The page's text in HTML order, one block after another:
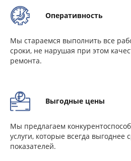
Оперативность
Мы стараемся выполнить все
сроки, не нарушая при этом
ремонта.
Выгодные цены
Мы предлагаем
услуги, которые всегда
показателей.